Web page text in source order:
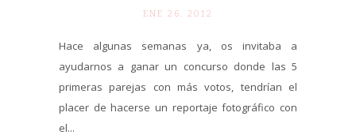
ENE 26. 2012
Hace algunas semanas ya, os invitaba a
ayudarnos a ganar un concurso donde las 5
primeras parejas con más votos, tendrían el
placer de hacerse un reportaje fotográfico con
el...